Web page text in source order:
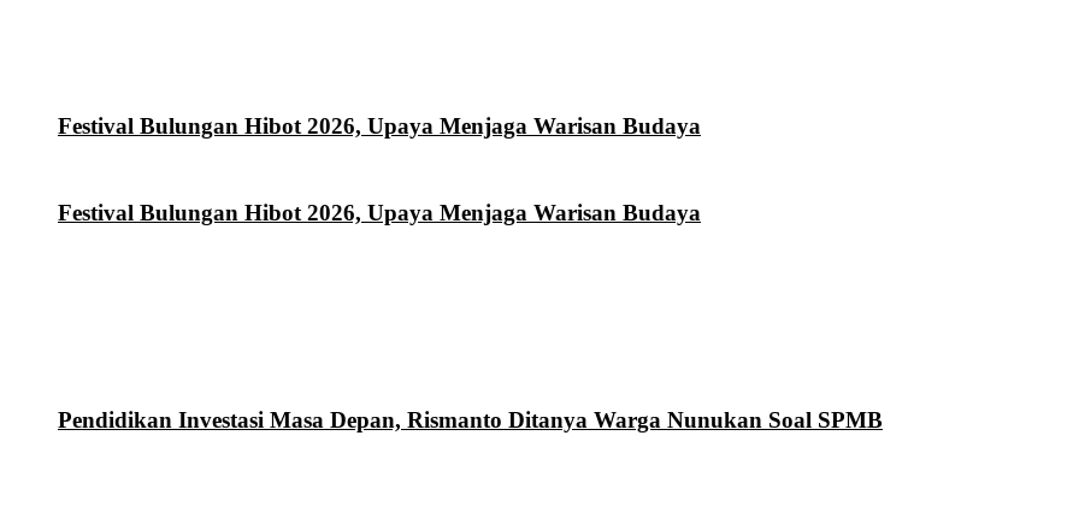
Festival Bulungan Hibot 2026, Upaya Menjaga Warisan Budaya
Festival Bulungan Hibot 2026, Upaya Menjaga Warisan Budaya
Pendidikan Investasi Masa Depan, Rismanto Ditanya Warga Nunukan Soal SPMB